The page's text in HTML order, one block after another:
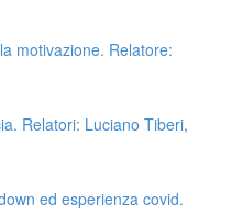
motivazione. Relatore:
Relatori: Luciano Tiberi,
ed esperienza covid.